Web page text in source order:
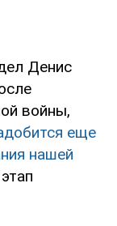
Денис
войны,
еще
нашей